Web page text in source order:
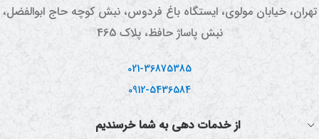
همچنین لازم به ذکر است که
خلوص مواد اولیه (PP) ساخت
این سطل بسیار بالاست و
اصطلاحا فود گرید (استاندارد برای
گر دما مجهز است تا روند تخمیر
تهران، خیابان مولوی، ایستگاه باغ فردوس، نبش کوچه حاج ابوالفضل،
نبش پاساژ حافظ، پلاک 465
021-36875385
0912-5436584
از خدمات دهی به شما خرسندیم